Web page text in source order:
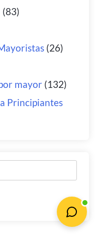
(83)
(26)
mayor(132)
Principiantes